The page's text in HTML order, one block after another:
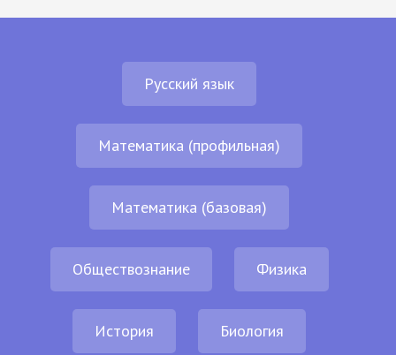
Русский язык
Математика (профильная)
Математика (базовая)
Обществознание Физика
История Биология